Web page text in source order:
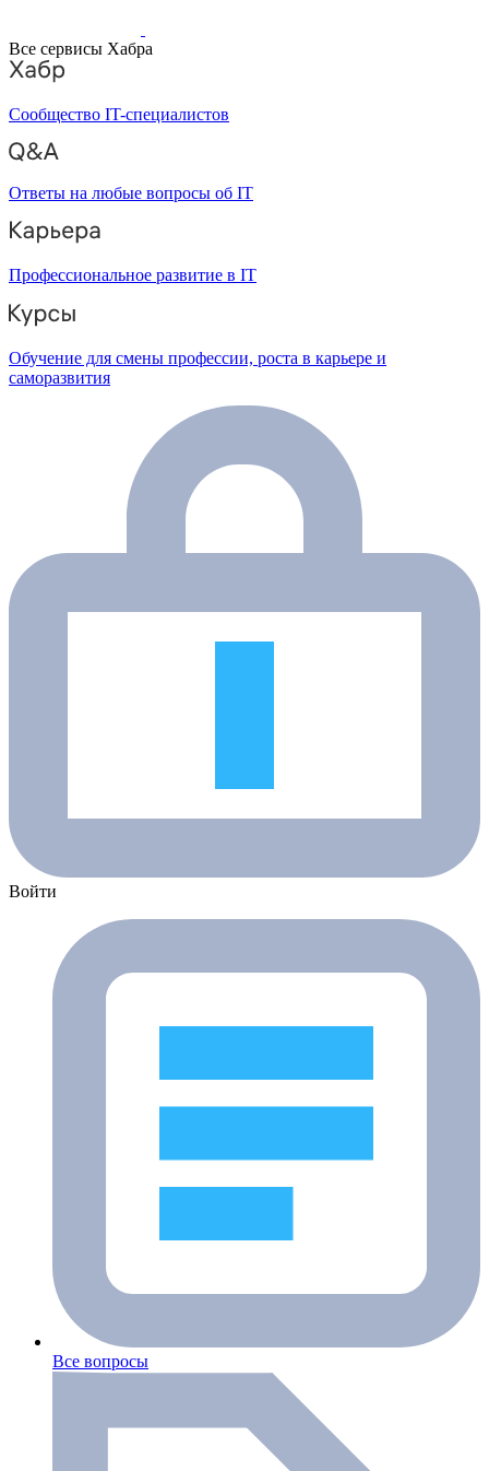
Все сервисы Хабра
Сообщество IT-специалистов
Ответы на любые вопросы об IT
Профессиональное развитие в IT
Обучение для смены профессии, роста в карьере и
саморазвития
Войти
Все вопросы